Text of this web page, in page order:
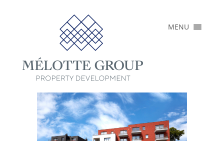
MENU ×
PROJECTEN
PERS